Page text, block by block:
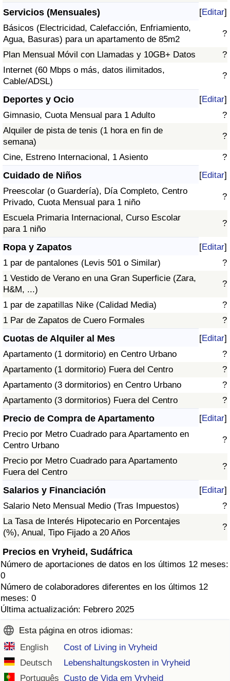
Servicios (Mensuales) [Editar]
Básicos (Electricidad, Calefacción, Enfriamiento,
Agua, Basuras) para un apartamento de 85m2
?
Plan Mensual Móvil con Llamadas y 10GB+ Datos
?
Internet (60 Mbps o más, datos ilimitados,
Cable/ADSL)
?
Deportes y Ocio [Editar]
Gimnasio, Cuota Mensual para 1 Adulto
?
Alquiler de pista de tenis (1 hora en fin de
semana)
?
Cine, Estreno Internacional, 1 Asiento ?
Cuidado de Niños [Editar]
Preescolar (o Guardería), Día Completo, Centro
Privado, Cuota Mensual para 1 niño
?
Escuela Primaria Internacional, Curso Escolar
para 1 niño
?
Ropa y Zapatos [Editar]
1 par de pantalones (Levis 501 o Similar)
?
1 Vestido de Verano en una Gran Superficie (Zara,
H&M, ...)
?
1 par de zapatillas Nike (Calidad Media)
?
1 Par de Zapatos de Cuero Formales
?
Cuotas de Alquiler al Mes [Editar]
Apartamento (1 dormitorio) en Centro Urbano
?
Apartamento (1 dormitorio) Fuera del Centro
?
Apartamento (3 dormitorios) en Centro Urbano
?
Apartamento (3 dormitorios) Fuera del Centro
?
Precio de Compra de Apartamento [Editar]
Precio por Metro Cuadrado para Apartamento en
Centro Urbano
?
Precio por Metro Cuadrado para Apartamento
Fuera del Centro
?
Salarios y Financiación [Editar]
Salario Neto Mensual Medio (Tras Impuestos)
?
La Tasa de Interés Hipotecario en Porcentajes
(%), Anual, Tipo Fijado a 20 Años
?
Precios en Vryheid, Sudáfrica
Número de aportaciones de datos en los últimos 12 meses:
0
Número de colaboradores diferentes en los últimos 12
meses: 0
Última actualización: Febrero 2025
Esta página en otros idiomas:
English
Cost of Living in Vryheid
Deutsch
Lebenshaltungskosten in Vryheid
Português Custo de Vida em Vryheid